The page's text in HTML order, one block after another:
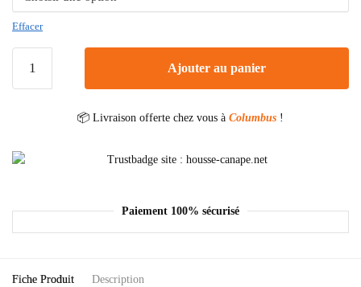
Effacer
Ajouter au panier
📦 Livraison offerte chez vous à Columbus !
Paiement 100% sécurisé
Fiche Produit Description